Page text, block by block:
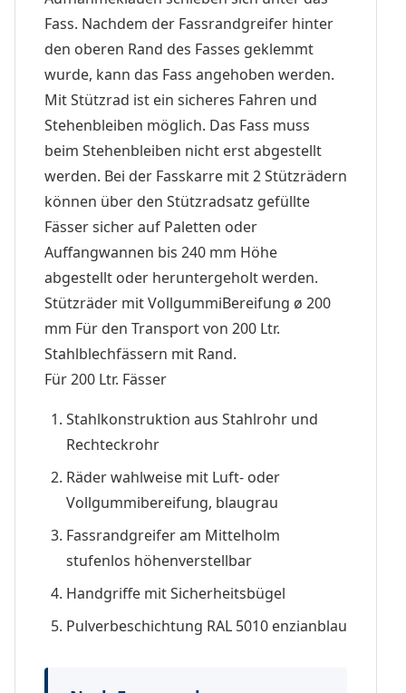
Fass. Nachdem der Fassrandgreifer hinter
den oberen Rand des Fasses geklemmt
wurde, kann das Fass angehoben werden.
Mit Stützrad ist ein sicheres Fahren und
Stehenbleiben möglich. Das Fass muss
beim Stehenbleiben nicht erst abgestellt
werden. Bei der Fasskarre mit 2 Stützrädern
können über den Stützradsatz gefüllte
Fässer sicher auf Paletten oder
Auffangwannen bis 240 mm Höhe
abgestellt oder heruntergeholt werden.
Stützräder mit VollgummiBereifung ø 200
mm Für den Transport von 200 Ltr.
Stahlblechfässern mit Rand.
Für 200 Ltr. Fässer
Stahlkonstruktion aus Stahlrohr und
Rechteckrohr
Räder wahlweise mit Luft- oder
Vollgummibereifung, blaugrau
Fassrandgreifer am Mittelholm
stufenlos höhenverstellbar
Handgriffe mit Sicherheitsbügel
Pulverbeschichtung RAL 5010 enzianblau